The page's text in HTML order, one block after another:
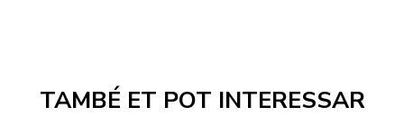
TAMBÉ ET POT INTERESSAR